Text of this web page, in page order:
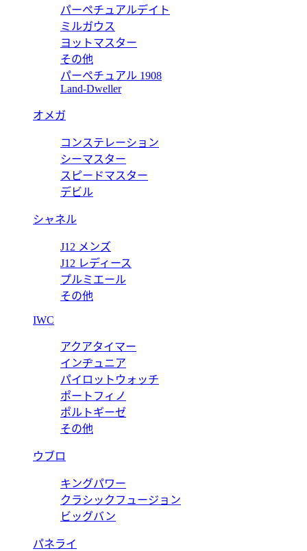
ーコピー 7118/1A-001 【2017年新作】
ーコピー 5980/1R-001 クロノ 【2017年新作】
パーペチュアルデイト
ミルガウス
ヨットマスター
その他
パーペチュアル 1908
Land-Dweller
オメガ
コンステレーション
シーマスター
スピードマスター
デビル
シャネル
J12 メンズ
J12 レディース
プルミエール
その他
IWC
アクアタイマー
インヂュニア
パイロットウォッチ
ポートフィノ
ポルトギーゼ
その他
ウブロ
キングパワー
クラシックフュージョン
ビッグバン
パネライ